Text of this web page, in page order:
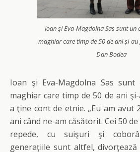
Ioan şi Eva-Magdolna Sas sunt un
maghiar care timp de 50 de ani şi-
Dan Bodea
Ioan şi Eva-Magdolna Sas
maghiar care timp de 50 de ani
a ţine cont de etnie. „Eu am avut
ani când ne-am căsătorit. Cei 50
repede, cu suişuri şi
generaţiile sunt altfel,